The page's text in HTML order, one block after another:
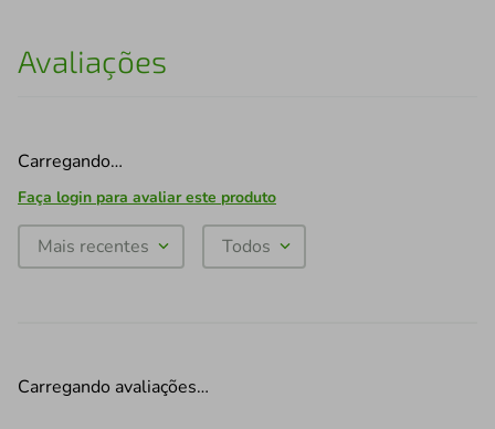
Avaliações
Carregando…
Faça login para avaliar este produto
Mais recentes Todos
Carregando avaliações…